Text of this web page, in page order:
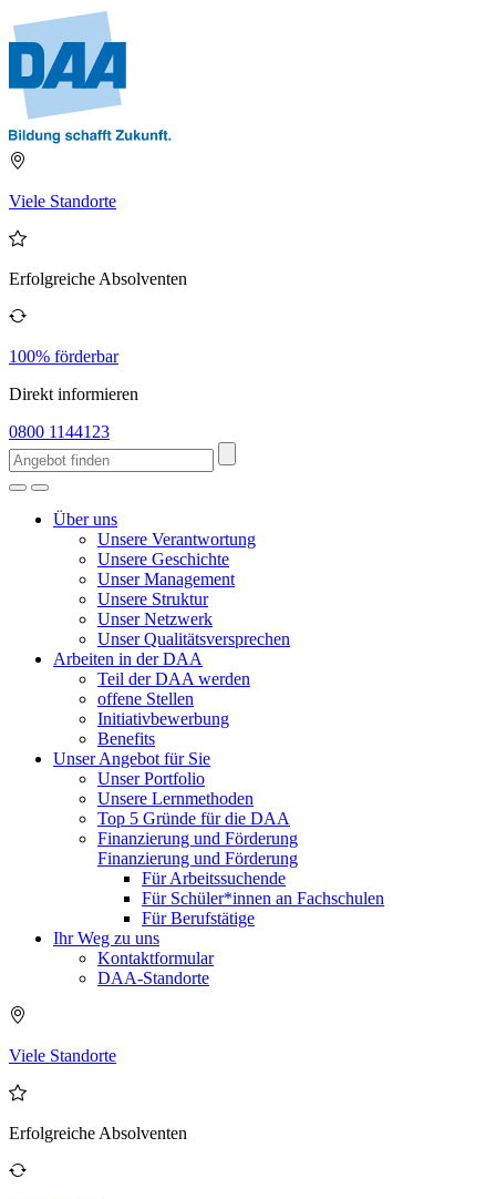
Viele Standorte
Erfolgreiche Absolventen
100% förderbar
Direkt informieren
0800 1144123
Über uns
Unsere Verantwortung
Unsere Geschichte
Unser Management
Unsere Struktur
Unser Netzwerk
Unser Qualitätsversprechen
Arbeiten in der DAA
Teil der DAA werden
offene Stellen
Initiativbewerbung
Benefits
Unser Angebot für Sie
Unser Portfolio
Unsere Lernmethoden
Top 5 Gründe für die DAA
Finanzierung und Förderung
Finanzierung und Förderung
Für Arbeitssuchende
Für Schüler*innen an Fachschulen
Für Berufstätige
Ihr Weg zu uns
Kontaktformular
DAA-Standorte
Viele Standorte
Erfolgreiche Absolventen